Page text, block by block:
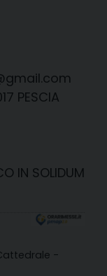
PESCIA
IN SOLIDUM
-